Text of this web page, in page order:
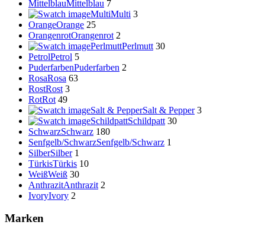
MittelblauMittelblau 7
MultiMulti 3
OrangeOrange 25
OrangenrotOrangenrot 2
PerlmuttPerlmutt 30
PetrolPetrol 5
PuderfarbenPuderfarben 2
RosaRosa 63
RostRost 3
RotRot 49
Salt & PepperSalt & Pepper 3
SchildpattSchildpatt 30
SchwarzSchwarz 180
Senfgelb/SchwarzSenfgelb/Schwarz 1
SilberSilber 1
TürkisTürkis 10
WeißWeiß 30
AnthrazitAnthrazit 2
IvoryIvory 2
Marken